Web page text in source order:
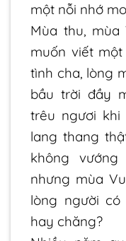
một nỗi nhớ
Mùa thu,
muốn viết
tình cha, lòng
bầu trời đầy
trêu ngươi
lang thang
không
nhưng mùa
lòng người
hay chăng?